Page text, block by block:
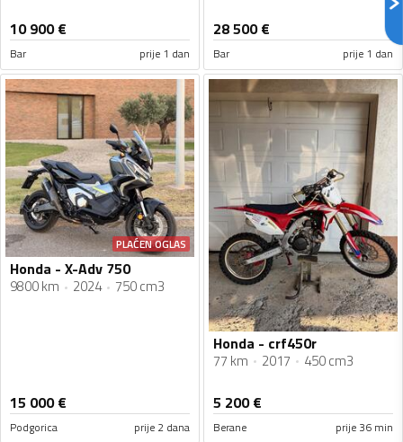
10 900€
Bar prije 1 dan
28 500€
Bar prije 1 dan
PLAĆEN OGLAS
Honda - X-Adv 750
9800 km 2024 750 cm3
15 000€
Podgorica prije 2 dana
Honda - crf450r
77 km 2017 450 cm3
5 200€
Berane prije 36 min